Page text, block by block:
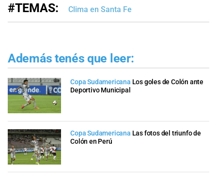
#TEMAS: Clima en Santa Fe
Además tenés que leer:
Copa Sudamericana Los goles de Colón ante
Deportivo Municipal
Copa Sudamericana Las fotos del triunfo de
Colón en Perú